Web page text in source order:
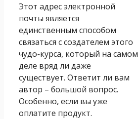
Этот адрес электронной
почты является
единственным способом
связаться с создателем этого
чудо-курса, который на самом
деле вряд ли даже
существует. Ответит ли вам
автор – большой вопрос.
Особенно, если вы уже
оплатите продукт.